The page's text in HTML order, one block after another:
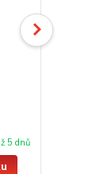
5 dnů